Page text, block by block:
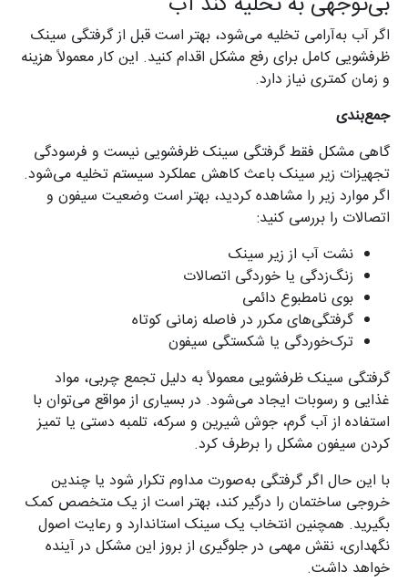
اگر آب به‌آرامی تخلیه می‌شود، بهتر است قبل از گرفتگی سینک
ظرفشویی کامل برای رفع مشکل اقدام کنید. این کار معمولاً هزینه
و زمان کمتری نیاز دارد.
جمع‌بندی
گاهی مشکل فقط گرفتگی سینک ظرفشویی نیست و فرسودگی
تجهیزات زیر سینک باعث کاهش عملکرد سیستم تخلیه می‌شود.
اگر موارد زیر را مشاهده کردید، بهتر است وضعیت سیفون و
اتصالات را بررسی کنید:
نشت آب از زیر سینک
زنگ‌زدگی یا خوردگی اتصالات
بوی نامطبوع دائمی
گرفتگی‌های مکرر در فاصله زمانی کوتاه
ترک‌خوردگی یا شکستگی سیفون
گرفتگی سینک ظرفشویی معمولاً به دلیل تجمع چربی، مواد
غذایی و رسوبات ایجاد می‌شود. در بسیاری از مواقع می‌توان با
استفاده از آب گرم، جوش شیرین و سرکه، تلمبه دستی یا تمیز
کردن سیفون مشکل را برطرف کرد.
با این حال اگر گرفتگی به‌صورت مداوم تکرار شود یا چندین
خروجی ساختمان را درگیر کند، بهتر است از یک متخصص کمک
بگیرید. همچنین انتخاب یک سینک استاندارد و رعایت اصول
نگهداری، نقش مهمی در جلوگیری از بروز این مشکل در آینده
خواهد داشت.